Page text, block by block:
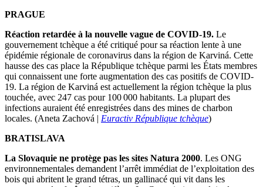
PRAGUE
Réaction retardée à la nouvelle vague de COVID-19. Le
gouvernement tchèque a été critiqué pour sa réaction lente à une
épidémie régionale de coronavirus dans la région de Karviná. Cette
hausse des cas place la République tchèque parmi les États membres
qui connaissent une forte augmentation des cas positifs de COVID-
19. La région de Karviná est actuellement la région tchèque la plus
touchée, avec 247 cas pour 100 000 habitants. La plupart des
infections auraient été enregistrées dans des mines de charbon
locales. (Aneta Zachová | Euractiv République tchèque)
BRATISLAVA
La Slovaquie ne protège pas les sites Natura 2000. Les ONG
environnementales demandent l’arrêt immédiat de l’exploitation des
bois qui abritent le grand tétras, un gallinacé qui vit dans les